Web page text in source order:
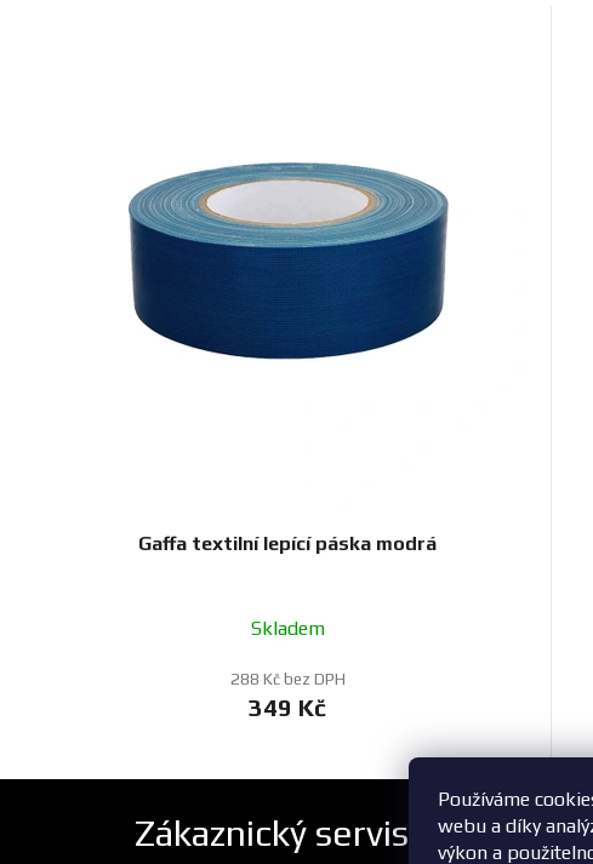
Používáme
webu a díky
výkon a
Gaffa textilní lepící páska modrá
Skladem
288 Kč bez DPH
349 Kč
Zákaznický servis